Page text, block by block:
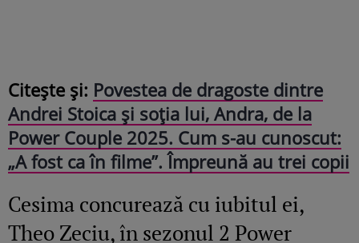
Citește și: Povestea de dragoste dintre
Andrei Stoica și soția lui, Andra, de la
Power Couple 2025. Cum s-au cunoscut:
„A fost ca în filme”. Împreună au trei copii
Cesima concurează cu iubitul ei,
Theo Zeciu, în sezonul 2 Power